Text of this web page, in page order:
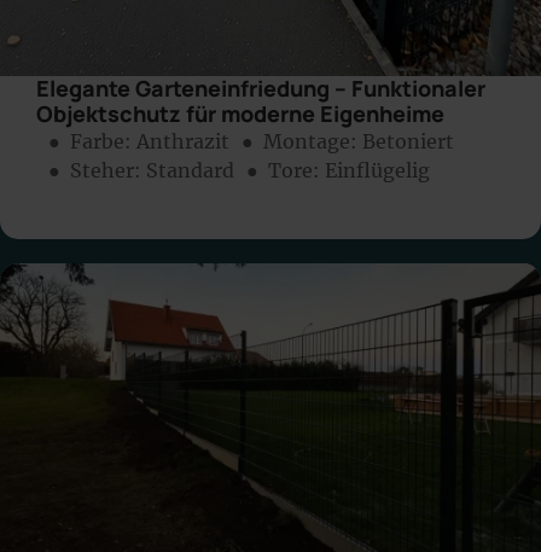
Elegante Garteneinfriedung – Funktionaler
Objektschutz für moderne Eigenheime
● Farbe: Anthrazit ● Montage: Betoniert
● Steher: Standard
● Tore: Einflügelig